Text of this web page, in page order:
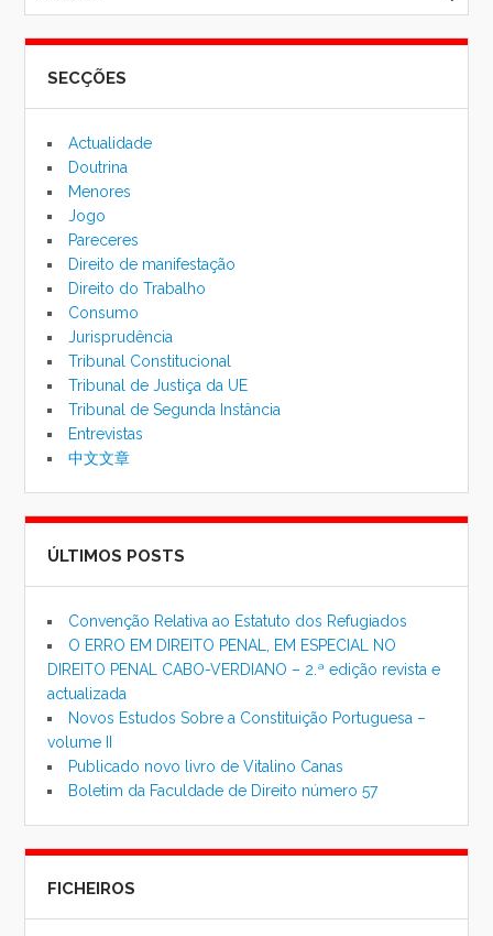
SECÇÕES
Actualidade
Doutrina
Menores
Jogo
Pareceres
Direito de manifestação
Direito do Trabalho
Consumo
Jurisprudência
Tribunal Constitucional
Tribunal de Justiça da UE
Tribunal de Segunda Instância
Entrevistas
中文文章
ÚLTIMOS POSTS
Convenção Relativa ao Estatuto dos Refugiados
O ERRO EM DIREITO PENAL, EM ESPECIAL NO
DIREITO PENAL CABO-VERDIANO – 2.ª edição revista e
actualizada
Novos Estudos Sobre a Constituição Portuguesa –
volume II
Publicado novo livro de Vitalino Canas
Boletim da Faculdade de Direito número 57
FICHEIROS